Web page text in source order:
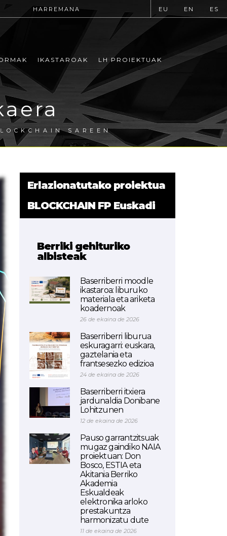
HARREMANA EU EN ES
IKASTAROAK LH PROIEKTUAK
SAREEN
Erlazionatutako proiektua
BLOCKCHAIN FP Euskadi
Berriki gehituriko
albisteak
Baserriberri moodle
ikastaroa: liburuko
materiala eta ariketa
koadernoak
26 de ekaina de 2026
Baserriberri liburua
eskuragarri: euskara,
gaztelania eta
frantsesezko edizioa
24 de ekaina de 2026
Baserriberri itxiera
jardunaldia Donibane
Lohitzunen
12 de ekaina de 2026
Pauso garrantzitsuak
mugaz gaindiko NAIA
proiektuan: Don
Bosco, ESTIA eta
Akitania Berriko
Akademia
Eskualdeak
elektronika arloko
prestakuntza
harmonizatu dute
11 de ekaina de 2026